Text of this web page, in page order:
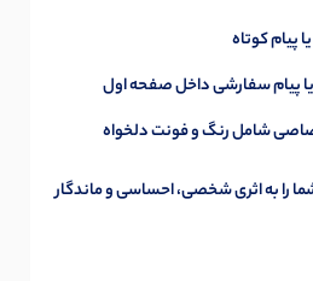
پیام کوتاه
پیام سفارشی داخل صفحه اول
شامل رنگ و فونت دلخواه
را به اثری شخصی، احساسی و ماندگار